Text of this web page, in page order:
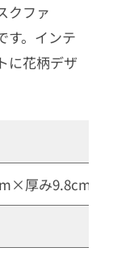
クファ
す。インテ
に花柄デザ
厚み9.8cm